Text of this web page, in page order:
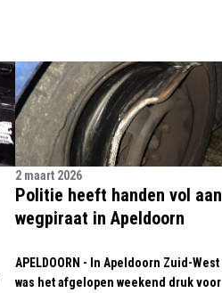
2 maart 2026
Politie heeft handen vol aan
wegpiraat in Apeldoorn
APELDOORN - In Apeldoorn Zuid-West
was het afgelopen weekend druk voor